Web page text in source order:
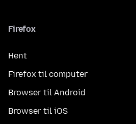
Firefox
Hent
Firefox til computer
Browser til Android
Browser til iOS